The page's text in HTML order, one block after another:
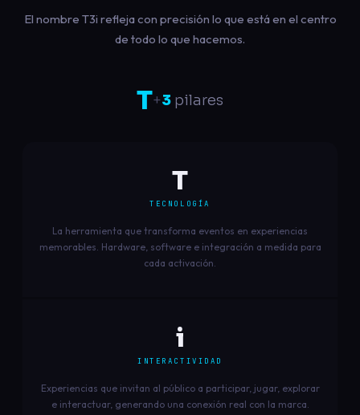
El nombre T3i refleja con precisión lo que está en el centro
de todo lo que hacemos.
T+3pilares
T
TECNOLOGÍA
La herramienta que transforma eventos en experiencias
memorables. Hardware, software e integración a medida para
cada activación.
i
INTERACTIVIDAD
Experiencias que invitan al público a participar, jugar, explorar
e interactuar, generando una conexión real con la marca.